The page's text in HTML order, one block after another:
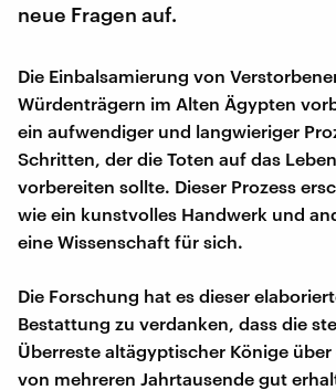
neue Fragen auf.
Die Einbalsamierung von
Würdenträgern im Alten Ägypten
ein aufwendiger und langwieriger
Schritten, der die Toten auf das
vorbereiten sollte. Dieser Prozess
wie ein kunstvolles Handwerk und
eine Wissenschaft für sich.
Die Forschung hat es dieser
Bestattung zu verdanken, dass die
Überreste altägyptischer Könige
von mehreren Jahrtausende gut